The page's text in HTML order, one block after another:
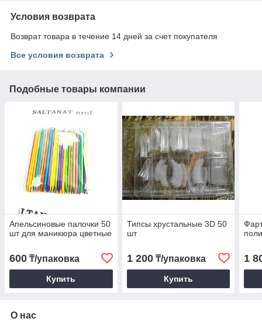
Условия возврата
Возврат товара в течение 14 дней за счет покупателя
Все условия возврата
Подобные товары компании
Апельсиновые палочки 50
шт для маникюра цветные
600 ₸/упаковка
Купить
Типсы хрустальные 3D 50
шт
1 200₸/упаковка
Купить
1
О нас